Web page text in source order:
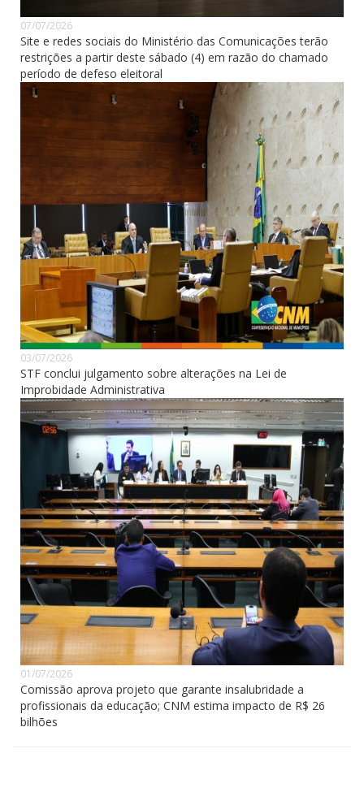
07/07/2026
Site e redes sociais do Ministério das Comunicações terão
restrições a partir deste sábado (4) em razão do chamado
período de defeso eleitoral
03/07/2026
STF conclui julgamento sobre alterações na Lei de
Improbidade Administrativa
01/07/2026
Comissão aprova projeto que garante insalubridade a
profissionais da educação; CNM estima impacto de R$ 26
bilhões